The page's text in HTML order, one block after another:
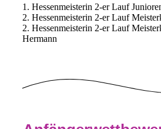
1. Hessenmeisterin 2-er Lauf
2. Hessenmeisterin 2-er Lauf
2. Hessenmeisterin 2-er Lauf
Hermann